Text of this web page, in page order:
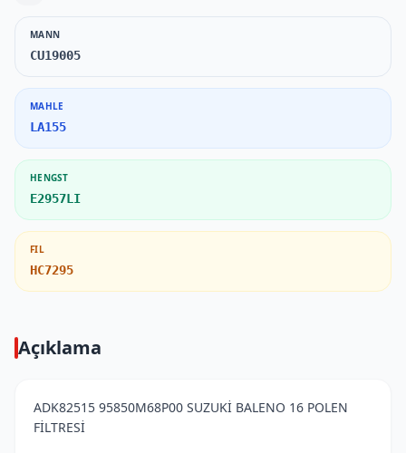
MANN
CU19005
MAHLE
LA155
HENGST
E2957LI
FIL
HC7295
Açıklama
ADK82515 95850M68P00 SUZUKİ BALENO 16 POLEN
FİLTRESİ